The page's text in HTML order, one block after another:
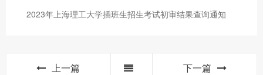
2023年上海理工大学插班生招生考试初审结果查询通知
上一篇 下一篇